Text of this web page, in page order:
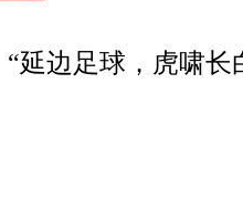
“延边足球，虎啸